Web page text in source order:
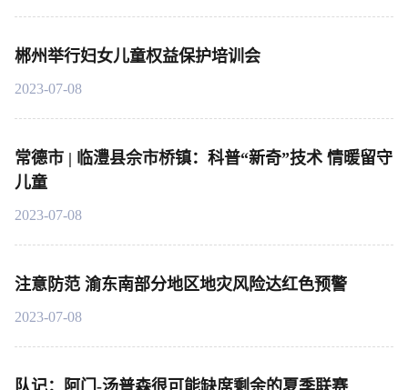
郴州举行妇女儿童权益保护培训会
2023-07-08
常德市 | 临澧县佘市桥镇：科普“新奇”技术 情暖留守
儿童
2023-07-08
注意防范 渝东南部分地区地灾风险达红色预警
2023-07-08
队记：阿门-汤普森很可能缺席剩余的夏季联赛